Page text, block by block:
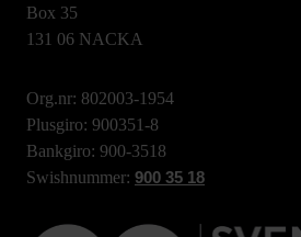
Box 35
131 06 NACKA
Org.nr: 802003-1954
Plusgiro: 900351-8
Bankgiro: 900-3518
Swishnummer: 900 35 18